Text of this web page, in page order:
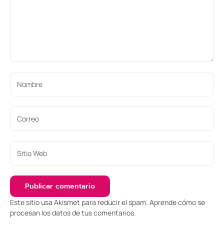
Este sitio usa Akismet para reducir el spam. Aprende cómo se
procesan los datos de tus comentarios.